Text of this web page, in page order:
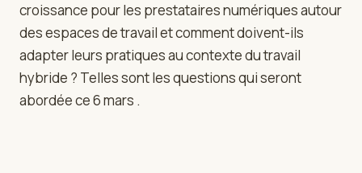
croissance pour les prestataires numériques autour
des espaces de travail et comment doivent-ils
adapter leurs pratiques au contexte du travail
hybride ? Telles sont les questions qui seront
abordée ce 6 mars .